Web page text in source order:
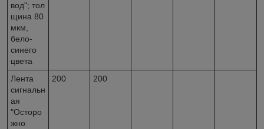
вод"; тол
щина 80
мкм,
бело-
синего
цвета
Лента
сигнальн
ая
"Осторо
жно
200 200